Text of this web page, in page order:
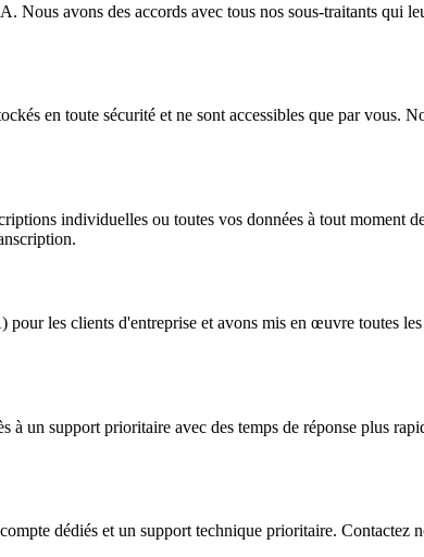
Nous avons des accords avec tous nos sous-traitants qui
en toute sécurité et ne sont accessibles que par vous.
individuelles ou toutes vos données à tout moment
les clients d'entreprise et avons mis en œuvre toutes
à un support prioritaire avec des temps de réponse plus
dédiés et un support technique prioritaire. Contactez